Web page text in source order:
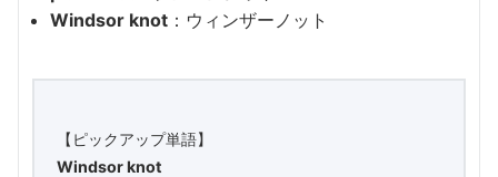
Windsor knot ：ウィンザーノット
【ピックアップ単語】
Windsor knot